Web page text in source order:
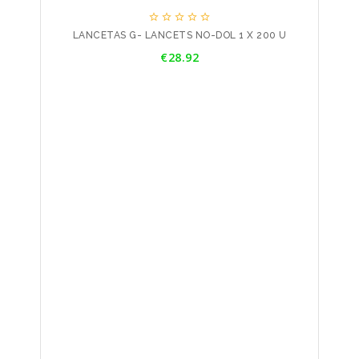
    
LANCETAS G- LANCETS NO-DOL 1 X 200 U
€28.92